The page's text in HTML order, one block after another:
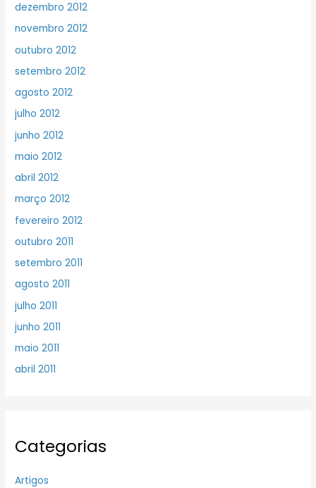
dezembro 2012
novembro 2012
outubro 2012
setembro 2012
agosto 2012
julho 2012
junho 2012
maio 2012
abril 2012
março 2012
fevereiro 2012
outubro 2011
setembro 2011
agosto 2011
julho 2011
junho 2011
maio 2011
abril 2011
Categorias
Artigos